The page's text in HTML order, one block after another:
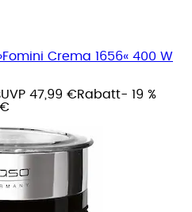
Crema 1656« 400 W
UVP 47,99 €Rabatt- 19 %